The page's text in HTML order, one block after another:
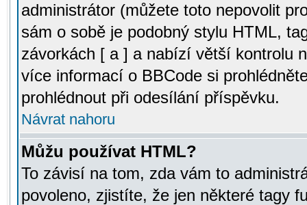
administrátor (můžete toto nepovolit
sám o sobě je podobný stylu HTML,
závorkách [ a ] a nabízí větší kontrolu
více informací o BBCode si
prohlédnout při odesílání příspěvku.
Návrat nahoru
Můžu používat HTML?
To závisí na tom, zda vám to
povoleno, zjistíte, že jen některé tagy